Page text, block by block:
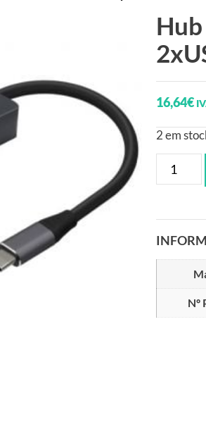
16,64€
2 em
Nº